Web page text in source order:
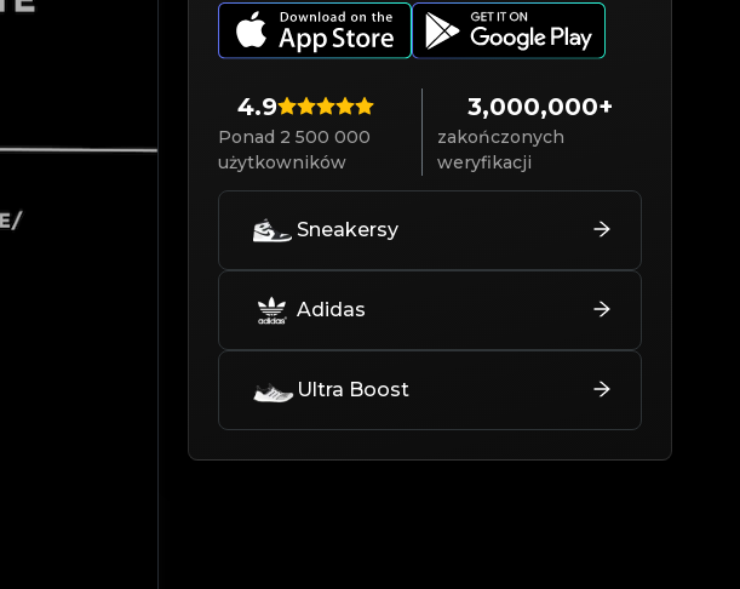
4.9
Ponad 2 500 000
użytkowników
3,000,000+
zakończonych
weryfikacji
Sneakersy
Adidas
Ultra Boost